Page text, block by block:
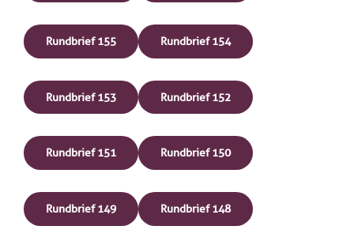
Rundbrief 155 Rundbrief 154
Rundbrief 153 Rundbrief 152
Rundbrief 151 Rundbrief 150
Rundbrief 149 Rundbrief 148